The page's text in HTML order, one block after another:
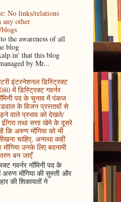
No links/relations
any other
the awareness of all
blog
that this blog
by Mr...
इंटरनेशनल डिस्ट्रिक्ट
में डिस्ट्रिक्ट गवर्नर
पद के चुनाव में पंकज
के विजन प्रस्तावों से
वाले प्रभाव को देखते/
तथा सत्ता खेमे के दूसरे
कि अरुण मोंगिया को भी
चाहिए, अन्यथा कहीं
उनके लिए बदनामी
बन जाएँ
गवर्नर नॉमिनी पद के
अरुण मोंगिया की सुस्ती और
की शिकायतों ने